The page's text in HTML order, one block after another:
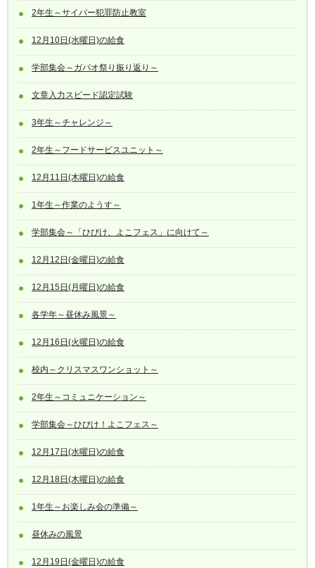
2年生～サイバー犯罪防止教室
12月10日(水曜日)の給食
学部集会～ガパオ祭り振り返り～
文章入力スピード認定試験
3年生～チャレンジ～
2年生～フードサービスユニット～
12月11日(木曜日)の給食
1年生～作業のようす～
学部集会～「ひびけ、よこフェス」に向けて～
12月12日(金曜日)の給食
12月15日(月曜日)の給食
各学年～昼休み風景～
12月16日(火曜日)の給食
校内～クリスマスワンショット～
2年生～コミュニケーション～
学部集会～ひびけ！よこフェス～
12月17日(水曜日)の給食
12月18日(木曜日)の給食
1年生～お楽しみ会の準備～
昼休みの風景
12月19日(金曜日)の給食